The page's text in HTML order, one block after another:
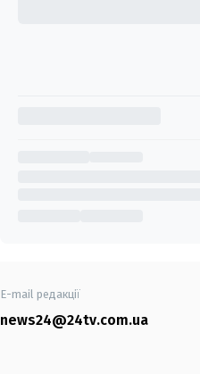
E-mail редакції
news24@24tv.com.ua